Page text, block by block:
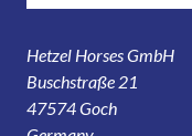
Hetzel Horses GmbH
Buschstraße 21
47574 Goch